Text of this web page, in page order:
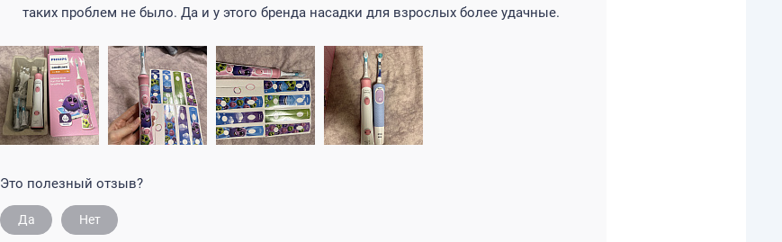
таких проблем не было. Да и у этого бренда насадки для взрослых более удачные.
Это полезный отзыв?
Да Нет